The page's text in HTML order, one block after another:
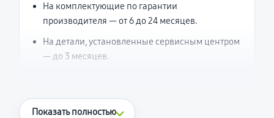
На комплектующие по гарантии
производителя — от 6 до 24 месяцев.
На детали, установленные сервисным центром
— до 3 месяцев.
Что считается гарантийным случаем
Показать полностью